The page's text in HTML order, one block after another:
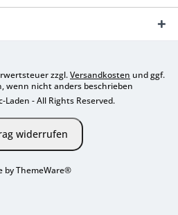
zzgl.Versandkosten und ggf.
wenn nicht anders beschrieben
Laden - All Rights Reserved.
widerrufen
byThemeWare®